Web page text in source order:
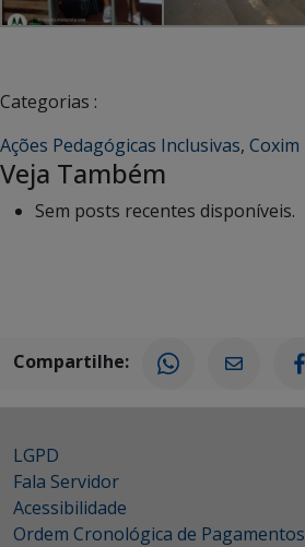
Categorias :
Ações Pedagógicas Inclusivas, Coxim
Veja Também
Sem posts recentes disponíveis.
Compartilhe:
LGPD
Fala Servidor
Acessibilidade
Ordem Cronológica de Pagamentos